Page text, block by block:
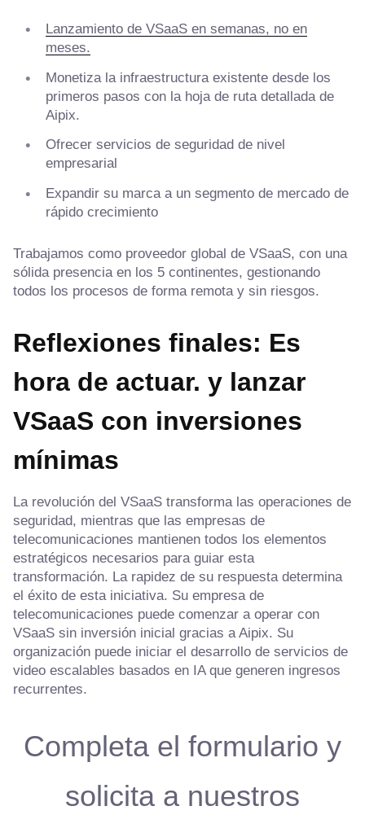
Lanzamiento de VSaaS en semanas, no en
meses.
Monetiza la infraestructura existente desde los
primeros pasos con la hoja de ruta detallada de
Aipix.
Ofrecer servicios de seguridad de nivel
empresarial
Expandir su marca a un segmento de mercado de
rápido crecimiento
Trabajamos como proveedor global de VSaaS, con una
sólida presencia en los 5 continentes, gestionando
todos los procesos de forma remota y sin riesgos.
Reflexiones finales: Es
hora de actuar. y lanzar
VSaaS con inversiones
mínimas
La revolución del VSaaS transforma las operaciones de
seguridad, mientras que las empresas de
telecomunicaciones mantienen todos los elementos
estratégicos necesarios para guiar esta
transformación. La rapidez de su respuesta determina
el éxito de esta iniciativa. Su empresa de
telecomunicaciones puede comenzar a operar con
VSaaS sin inversión inicial gracias a Aipix. Su
organización puede iniciar el desarrollo de servicios de
video escalables basados en IA que generen ingresos
recurrentes.
Completa el formulario y
solicita a nuestros